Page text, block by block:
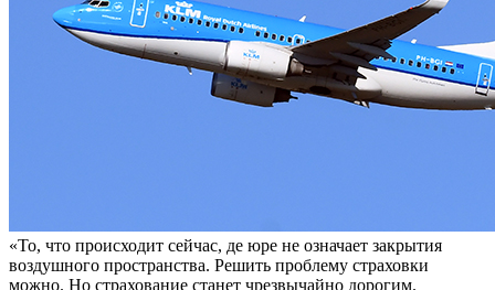
«То, что происходит сейчас, де юре не означает закрытия
воздушного пространства. Решить проблему страховки
можно. Но страхование станет чрезвычайно дорогим.